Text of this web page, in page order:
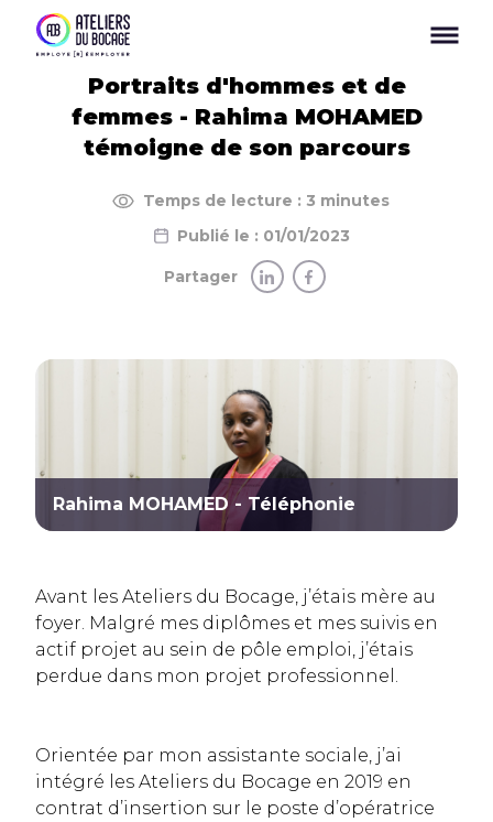
Portraits d'hommes et de
femmes - Rahima MOHAMED
témoigne de son parcours
Temps de lecture : 3 minutes
Publié le : 01/01/2023
Partager
Rahima MOHAMED - Téléphonie
Avant les Ateliers du Bocage, j’étais mère au
foyer. Malgré mes diplômes et mes suivis en
actif projet au sein de pôle emploi, j’étais
perdue dans mon projet professionnel.
Orientée par mon assistante sociale, j’ai
intégré les Ateliers du Bocage en 2019 en
contrat d’insertion sur le poste d’opératrice
Panneau de gestion des cookies